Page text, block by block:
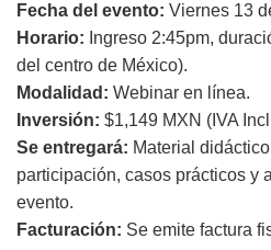
Fecha del evento: Viernes 13
Horario: Ingreso 2:45pm,
del centro de México).
Modalidad: Webinar en línea.
Inversión: $1,149 MXN (IVA
Se entregará: Material
participación, casos prácticos y
evento.
Facturación: Se emite factura